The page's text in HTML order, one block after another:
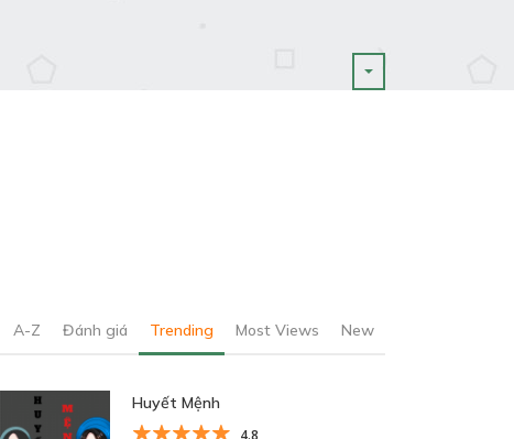
A-Z Đánh giá Trending Most Views New
Huyết Mệnh
4.8